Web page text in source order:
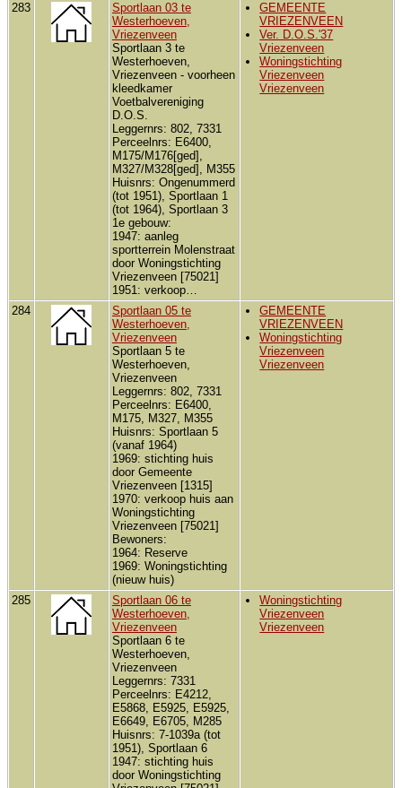
283
Sportlaan 03 te
Westerhoeven,
Vriezenveen
Sportlaan 3 te
Westerhoeven,
Vriezenveen - voorheen
kleedkamer
Voetbalvereniging
D.O.S.
Leggernrs: 802, 7331
Perceelnrs: E6400,
M175/M176[ged],
M327/M328[ged], M355
Huisnrs: Ongenummerd
(tot 1951), Sportlaan 1
(tot 1964), Sportlaan 3
1e gebouw:
1947: aanleg
sportterrein Molenstraat
door Woningstichting
Vriezenveen [75021]
1951: verkoop…
GEMEENTE
VRIEZENVEEN
Ver. D.O.S.'37
Vriezenveen
Woningstichting
Vriezenveen
Vriezenveen
284
Sportlaan 05 te
Westerhoeven,
Vriezenveen
Sportlaan 5 te
Westerhoeven,
Vriezenveen
Leggernrs: 802, 7331
Perceelnrs: E6400,
M175, M327, M355
Huisnrs: Sportlaan 5
(vanaf 1964)
1969: stichting huis
door Gemeente
Vriezenveen [1315]
1970: verkoop huis aan
Woningstichting
Vriezenveen [75021]
Bewoners:
1964: Reserve
1969: Woningstichting
(nieuw huis)
GEMEENTE
VRIEZENVEEN
Woningstichting
Vriezenveen
Vriezenveen
285
Sportlaan 06 te
Westerhoeven,
Vriezenveen
Sportlaan 6 te
Westerhoeven,
Vriezenveen
Leggernrs: 7331
Perceelnrs: E4212,
E5868, E5925, E5925,
E6649, E6705, M285
Huisnrs: 7-1039a (tot
1951), Sportlaan 6
1947: stichting huis
door Woningstichting
Woningstichting
Vriezenveen
Vriezenveen